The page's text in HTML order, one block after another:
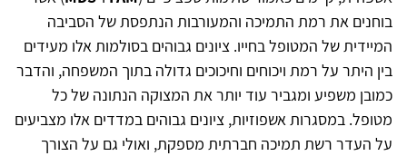
בוחנים את רמת התמיכה והמעורבות הנתפסת של הסביבה
המיידית של המטופל בחייו. ציונים גבוהים בסולמות אלו מעידים
בין היתר על רמת ויכוחים וחיכוכים גדולה בתוך המשפחה, והדבר
כמובן משפיע ומגביר עוד יותר את המצוקה הנתונה של כל
מטופל. במסגרות אשפוזיות, ציונים גבוהים במדדים אלו מצביעים
על העדר רשת תמיכה חברתית מספקת, ואולי גם על הצורך